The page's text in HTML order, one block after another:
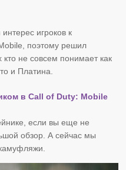
игроков к
поэтому решил
не совсем понимает как
и Платина.
в Call of Duty: Mobile
если вы еще не
обзор. А сейчас мы